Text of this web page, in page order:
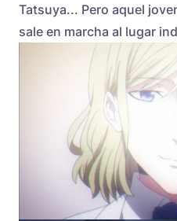
Tatsuya... Pero aquel
sale en marcha al lugar